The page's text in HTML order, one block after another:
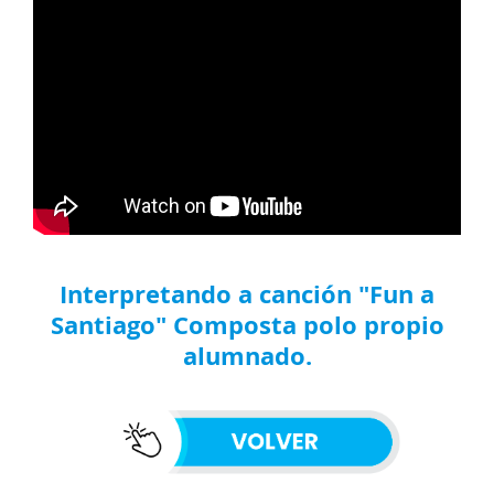
Interpretando a canción "Fun a
Santiago" Composta polo propio
alumnado.